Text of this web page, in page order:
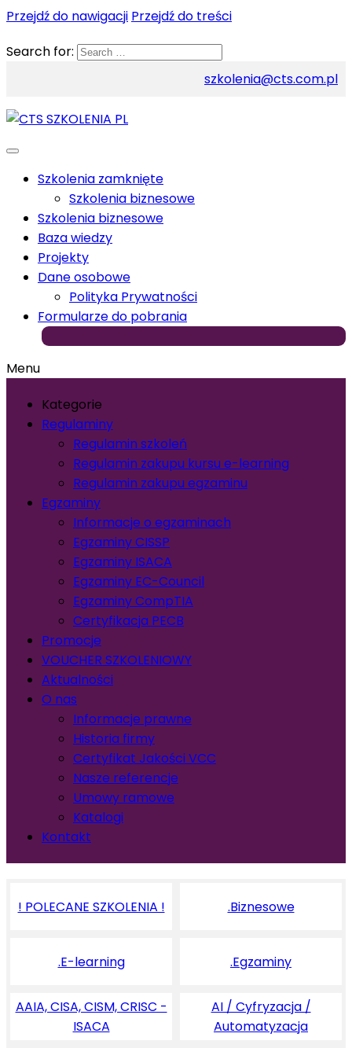
Przejdź do nawigacji Przejdź do treści
Search for:
szkolenia@cts.com.pl
Szkolenia zamknięte
Szkolenia biznesowe
Szkolenia biznesowe
Baza wiedzy
Projekty
Dane osobowe
Polityka Prywatności
Formularze do pobrania
Menu
Kategorie
Regulaminy
Regulamin szkoleń
Regulamin zakupu kursu e-learning
Regulamin zakupu egzaminu
Egzaminy
Informacje o egzaminach
Egzaminy CISSP
Egzaminy ISACA
Egzaminy EC-Council
Egzaminy CompTIA
Certyfikacja PECB
Promocje
VOUCHER SZKOLENIOWY
Aktualności
O nas
Informacje prawne
Historia firmy
Certyfikat Jakości VCC
Nasze referencje
Umowy ramowe
Katalogi
Kontakt
! POLECANE SZKOLENIA ! .Biznesowe
.E-learning .Egzaminy
AAIA, CISA, CISM, CRISC -
ISACA
AI / Cyfryzacja /
Automatyzacja